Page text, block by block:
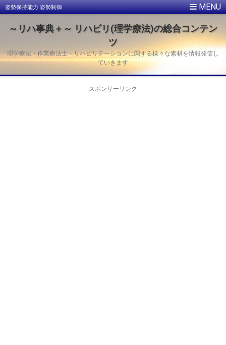
姿勢保持能力 姿勢制御
～リハ事典＋～ リハビリ(理学療法)の総合コンテン
ツ
理学療法・作業療法士・リハビリテーションに関する様々な素材を情報発信し
ていきます
スポンサーリンク